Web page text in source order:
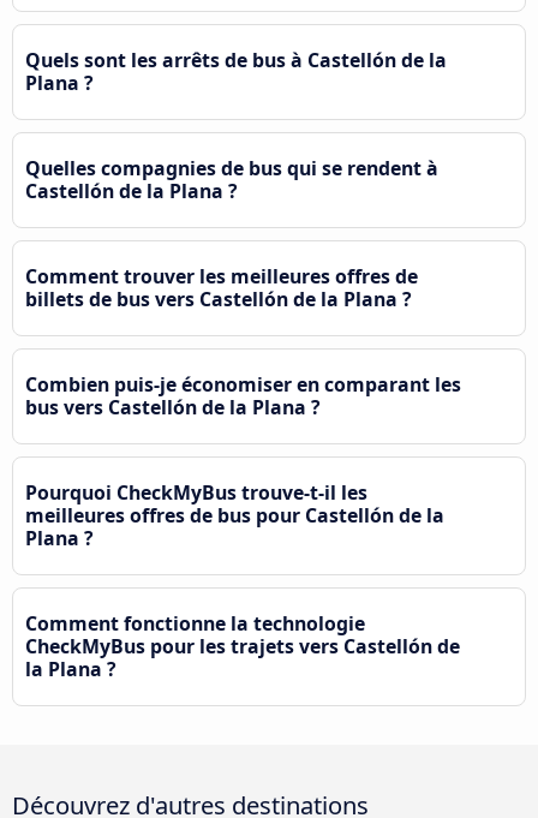
Quels sont les arrêts de bus à Castellón de la
Plana ?
Quelles compagnies de bus qui se rendent à
Castellón de la Plana ?
Comment trouver les meilleures offres de
billets de bus vers Castellón de la Plana ?
Combien puis-je économiser en comparant les
bus vers Castellón de la Plana ?
Pourquoi CheckMyBus trouve-t-il les
meilleures offres de bus pour Castellón de la
Plana ?
Comment fonctionne la technologie
CheckMyBus pour les trajets vers Castellón de
la Plana ?
Découvrez d'autres destinations